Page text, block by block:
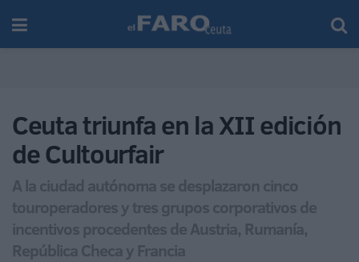
Ceuta triunfa en la XII edición
de Cultourfair
A la ciudad autónoma se desplazaron cinco
touroperadores y tres grupos corporativos de
incentivos procedentes de Austria, Rumanía,
República Checa y Francia